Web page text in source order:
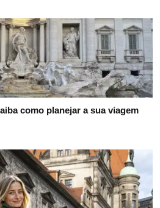
como planejar a sua viagem